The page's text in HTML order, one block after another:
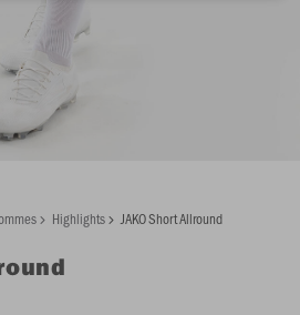
Highlights JAKO Short Allround